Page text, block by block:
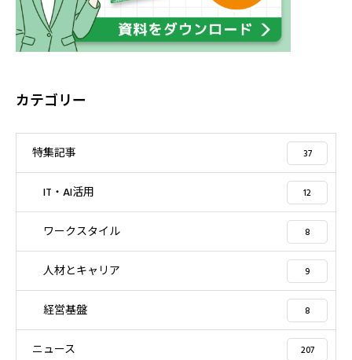
カテゴリー
特集記事 37
IT・AI活用 12
ワークスタイル 8
人材とキャリア 9
経営基盤 8
ニュース 207